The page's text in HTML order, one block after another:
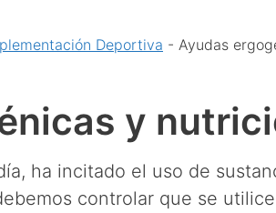
Deportiva - Ayudas
y
ha incitado el uso de
controlar que se